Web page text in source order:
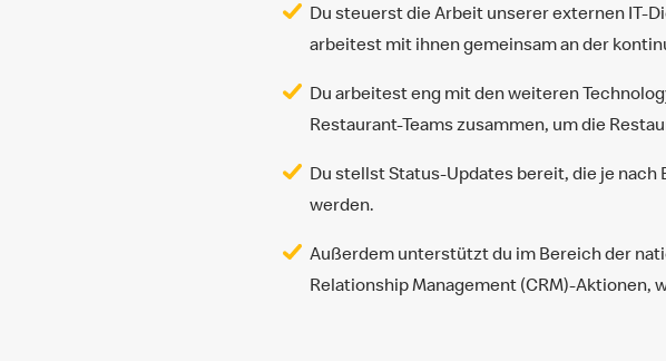
Du steuerst die Arbeit unserer externen IT-
arbeitest mit ihnen gemeinsam an der
Du arbeitest eng mit den weiteren
Restaurant-Teams zusammen, um die
Du stellst Status-Updates bereit, die je
werden.
Außerdem unterstützt du im Bereich der
Relationship Management (CRM)-Aktionen,